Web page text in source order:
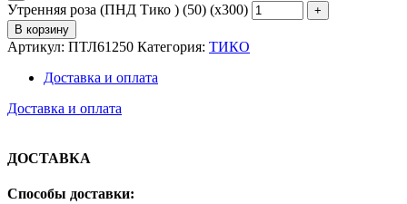
Утренняя роза (ПНД Тико ) (50) (х300)
В корзину
Артикул: ПТЛ61250 Категория: ТИКО
Доставка и оплата
Доставка и оплата
ДОСТАВКА
Способы доставки: